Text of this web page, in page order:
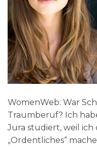
WomenWeb: War
Traumberuf? Ich
Jura studiert, weil ich
„Ordentliches“